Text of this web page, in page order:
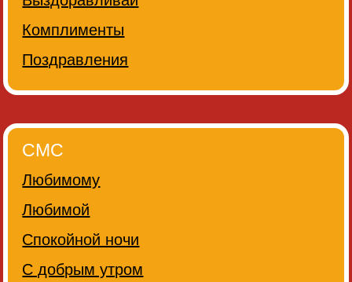
Комплименты
Поздравления
СМС
Любимому
Любимой
Спокойной ночи
С добрым утром